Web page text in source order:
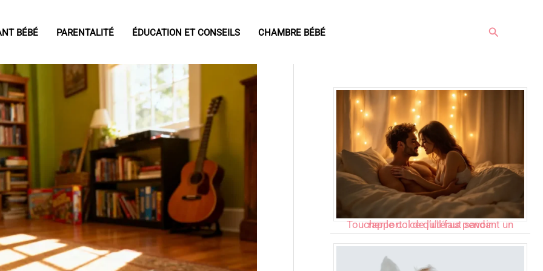
BÉBÉ PARENTALITÉ ÉDUCATION ET CONSEILS CHAMBRE BÉBÉ Rechercher
Toucher le col de l’utérus pendant un rapport : ce qu’il faut savoir